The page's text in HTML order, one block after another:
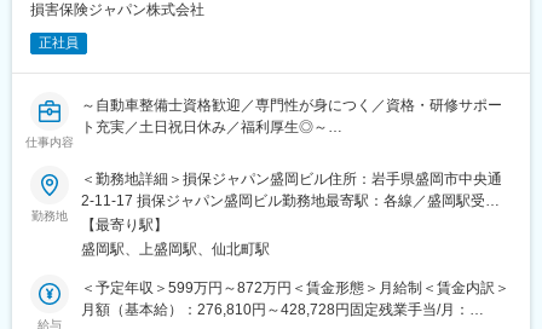
ー職や管理職への昇進の道が開けています。また、専門的な知識
を深めるための研修制度や資格取得支援制度も充実しており、自
■魅力：
・SOMPOグループの安定基盤があり、腰を据えて長期的に働ける
・誰しもが慣れない交通事故の状況下で、事故を解決に導き、保
険金という形でお客様に貢献できるお仕事です。
・事故解決のプロフェッショナルとして活躍できるよう、入社か
らその後も、さまざまな力を身につけ、磨き、高め続けられる環
境が整っています。
・年間休日120日（土日祝）／所定労働時間09:00～17:00とワー
クライフバランスの取りやすい環境です。
損害保険ジャパン株式会社
正社員
仕事内容
～自動車整備士資格歓迎／専門性が身につく／資格・研修サポー
ト充実／土日祝日休み／福利厚生◎～
入社後は技術アジャスター資格取得後、保険金サービス部門で、
自動車の損害調査・示談交渉をお任せします。
■職務詳細：
１．自動車損害調査
整備工場と修理範囲や修理計画・金額に関する折衝を行います。
また、事故の事案担当者へ自動車調査結果に関する情報提供を行
い、スムーズな解決に向けて支援を行います。
勤務地
＜勤務地詳細＞損保ジャパン盛岡ビル住所：岩手県盛岡市中央通
2-11-17 損保ジャパン盛岡ビル勤務地最寄駅：各線／盛岡駅受動
喫煙対策：屋内全面禁煙変更の範囲：会社の定める事業所（リモ
ートワーク含む）
【最寄り駅】
盛岡駅、上盛岡駅、仙北町駅
給与
＜予定年収＞599万円～872万円＜賃金形態＞月給制＜賃金内訳＞
月額（基本給）：276,810円～428,728円固定残業手当/月：